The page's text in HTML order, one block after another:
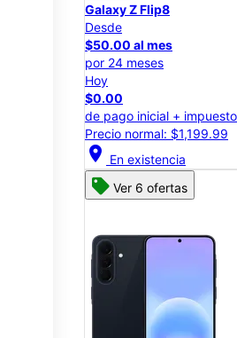
Galaxy Z Flip8
Desde
$50.00 al mes
por 24 meses
Hoy
$0.00
de pago inicial +
Precio normal: $1,199.99
location_on En existencia
Ver 6 ofertas